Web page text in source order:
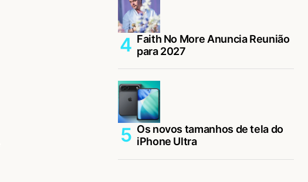
Faith No More Anuncia Reunião
para 2027
Os novos tamanhos de tela do
iPhone Ultra